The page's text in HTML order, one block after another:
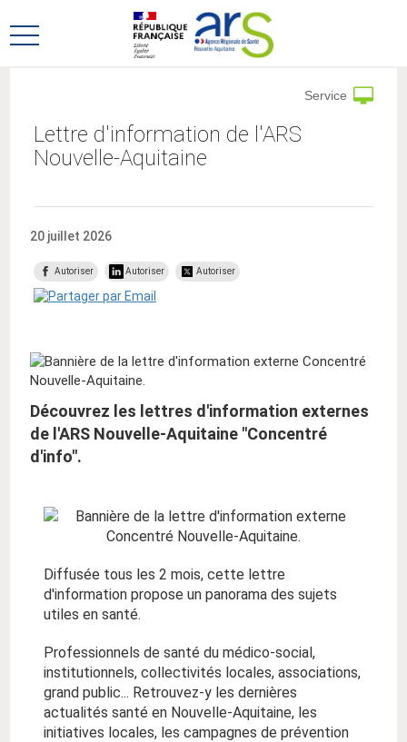
au
menu
au
contenu
Ouvrir
Lettre d'information de l'ARS
Nouvelle-Aquitaine
Service
20 juillet 2026
Autoriser Autoriser Autoriser
Découvrez les lettres d'information externes
de l'ARS Nouvelle-Aquitaine "Concentré
d'info".
Diffusée tous les 2 mois, cette lettre
d'information propose un panorama des sujets
utiles en santé.
Professionnels de santé du médico-social,
institutionnels, collectivités locales, associations,
grand public... Retrouvez-y les dernières
actualités santé en Nouvelle-Aquitaine, les
initiatives locales, les campagnes de prévention